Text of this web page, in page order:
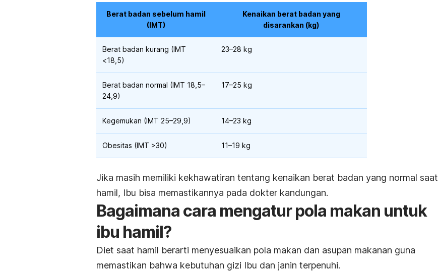
Berat badan sebelum hamil
(IMT)
Kenaikan berat badan yang
disarankan (kg)
Berat badan kurang (IMT
<18,5)
23–28 kg
Berat badan normal (IMT 18,5–
24,9)
17–25 kg
Kegemukan (IMT 25–29,9) 14–23 kg
Obesitas (IMT >30) 11–19 kg
Jika masih memiliki kekhawatiran tentang kenaikan berat badan yang normal saat
hamil, Ibu bisa memastikannya pada dokter kandungan.
Bagaimana cara mengatur pola makan untuk
ibu hamil?
Diet saat hamil berarti menyesuaikan pola makan dan asupan makanan guna
memastikan bahwa kebutuhan gizi Ibu dan janin terpenuhi.